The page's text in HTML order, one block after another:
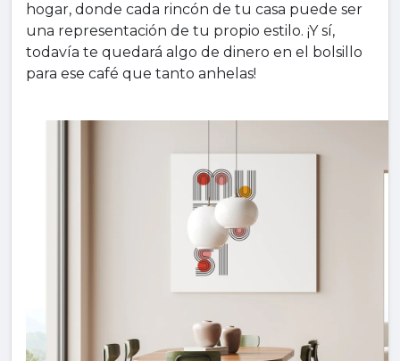
hogar, donde cada rincón de tu casa puede ser
una representación de tu propio estilo. ¡Y sí,
todavía te quedará algo de dinero en el bolsillo
para ese café que tanto anhelas!